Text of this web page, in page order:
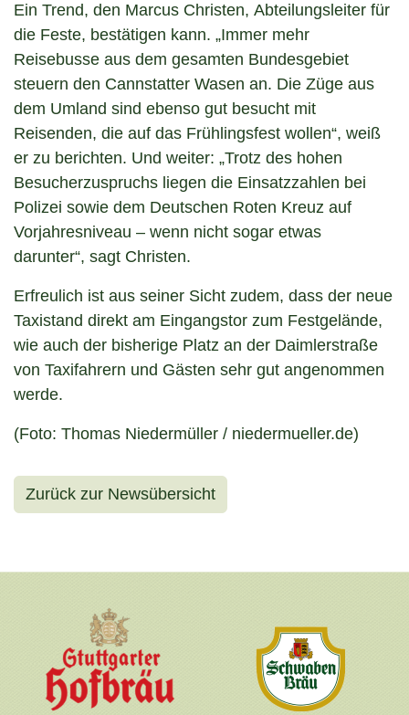
Ein Trend, den Marcus Christen, Abteilungsleiter für
die Feste, bestätigen kann. „Immer mehr
Reisebusse aus dem gesamten Bundesgebiet
steuern den Cannstatter Wasen an. Die Züge aus
dem Umland sind ebenso gut besucht mit
Reisenden, die auf das Frühlingsfest wollen“, weiß
er zu berichten. Und weiter: „Trotz des hohen
Besucherzuspruchs liegen die Einsatzzahlen bei
Polizei sowie dem Deutschen Roten Kreuz auf
Vorjahresniveau – wenn nicht sogar etwas
darunter“, sagt Christen.
Erfreulich ist aus seiner Sicht zudem, dass der neue
Taxistand direkt am Eingangstor zum Festgelände,
wie auch der bisherige Platz an der Daimlerstraße
von Taxifahrern und Gästen sehr gut angenommen
werde.
(Foto: Thomas Niedermüller / niedermueller.de)
Zurück zur Newsübersicht